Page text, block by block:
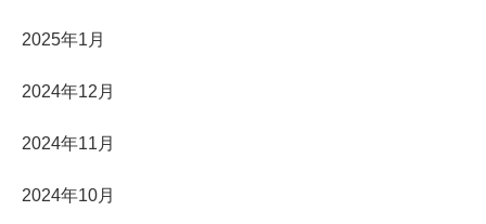
2025年1月
2024年12月
2024年11月
2024年10月